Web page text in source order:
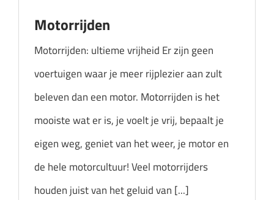
Motorrijden
Motorrijden: ultieme vrijheid Er zijn geen
voertuigen waar je meer rijplezier aan zult
beleven dan een motor. Motorrijden is het
mooiste wat er is, je voelt je vrij, bepaalt je
eigen weg, geniet van het weer, je motor en
de hele motorcultuur! Veel motorrijders
houden juist van het geluid van [...]